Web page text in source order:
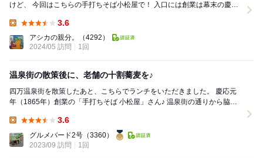
けど、 今回はこちらの手打ちそば小松屋で！ 入口には創業は幕末の慶応
3.6
アシカの親分。
（4292）
2024/05 訪問
1回
温泉街の散策後に、老舗の十割蕎麦を♪
四万温泉街を散策したあと、こちらでランチをいただきました。 慶応元
年（1865年）創業の「手打ちそば 小松屋」さん♪ 温泉街の通りから脇道
3.6
グルメバード2号 （3360）
2023/09 訪問
1回